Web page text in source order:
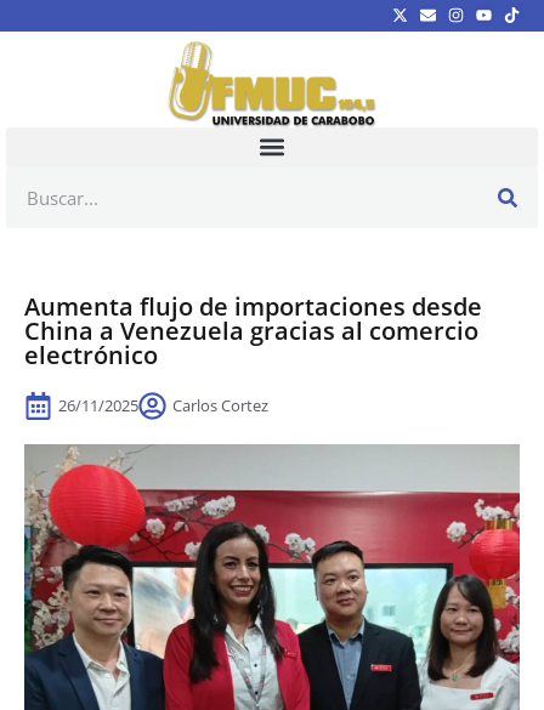
Aumenta flujo de importaciones desde
China a Venezuela gracias al comercio
electrónico
26/11/2025 Carlos Cortez